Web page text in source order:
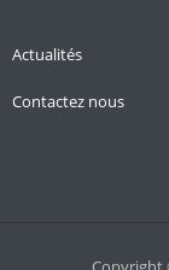
Actualités
Contactez nous